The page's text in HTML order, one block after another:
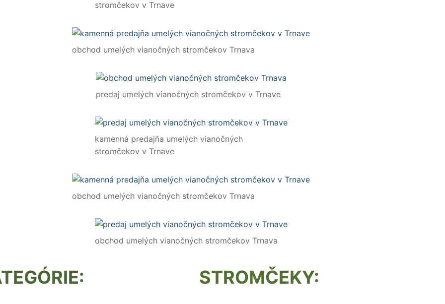
stromčekov v Trnave
obchod umelých vianočných stromčekov Trnava
predaj umelých vianočných stromčekov v Trnave
kamenná predajňa umelých vianočných
stromčekov v Trnave
obchod umelých vianočných stromčekov Trnava
obchod umelých vianočných stromčekov Trnava
STROMČEKY: